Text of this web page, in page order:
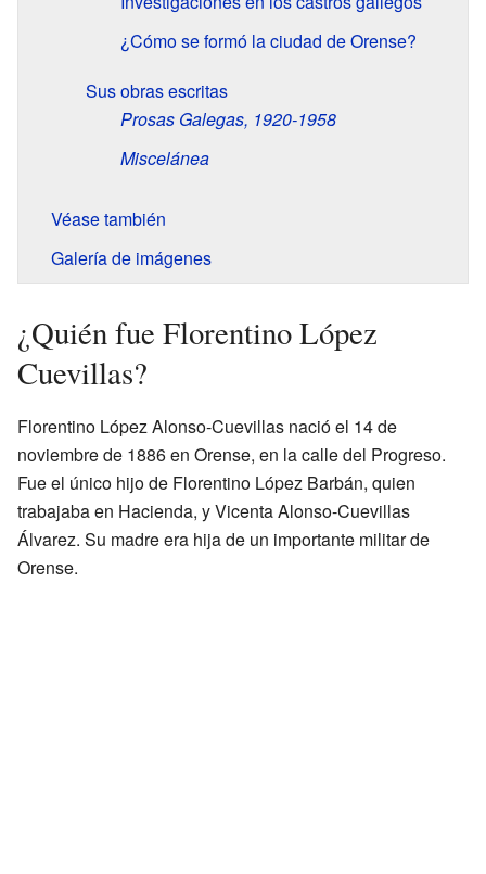
¿Cómo se formó la ciudad de Orense?
Sus obras escritas
Prosas Galegas, 1920-1958
Miscelánea
Véase también
Galería de imágenes
¿Quién fue Florentino López
Cuevillas?
Florentino López Alonso-Cuevillas nació el 14 de
noviembre de 1886 en Orense, en la calle del Progreso.
Fue el único hijo de Florentino López Barbán, quien
trabajaba en Hacienda, y Vicenta Alonso-Cuevillas
Álvarez. Su madre era hija de un importante militar de
Orense.